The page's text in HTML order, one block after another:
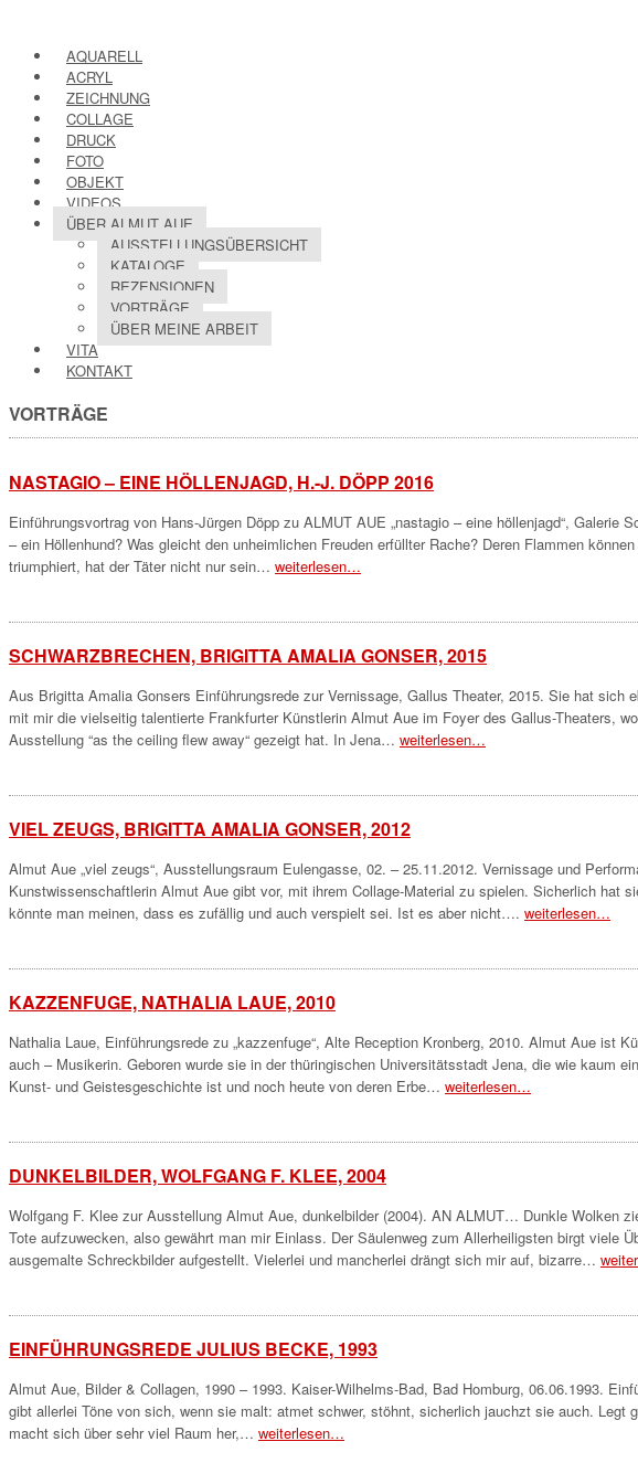
AQUARELL
ACRYL
ZEICHNUNG
COLLAGE
DRUCK
FOTO
OBJEKT
VIDEOS
ÜBER ALMUT AUE
AUSSTELLUNGSÜBERSICHT
KATALOGE
REZENSIONEN
VORTRÄGE
ÜBER MEINE ARBEIT
VITA
KONTAKT
VORTRÄGE
NASTAGIO – EINE HÖLLENJAGD, H.-J. DÖPP 2016
Einführungsvortrag von Hans-Jürgen Döpp zu ALMUT AUE „nastagio – eine höllenjagd“,
– ein Höllenhund? Was gleicht den unheimlichen Freuden erfüllter Rache? Deren Flammen
triumphiert, hat der Täter nicht nur sein… weiterlesen…
SCHWARZBRECHEN, BRIGITTA AMALIA GONSER, 2015
Aus Brigitta Amalia Gonsers Einführungsrede zur Vernissage, Gallus Theater, 2015. Sie hat
mit mir die vielseitig talentierte Frankfurter Künstlerin Almut Aue im Foyer des Gallus-Theaters,
Ausstellung “as the ceiling flew away“ gezeigt hat. In Jena… weiterlesen…
VIEL ZEUGS, BRIGITTA AMALIA GONSER, 2012
Almut Aue „viel zeugs“, Ausstellungsraum Eulengasse, 02. – 25.11.2012. Vernissage und
Kunstwissenschaftlerin Almut Aue gibt vor, mit ihrem Collage-Material zu spielen. Sicherlich hat
könnte man meinen, dass es zufällig und auch verspielt sei. Ist es aber nicht…. weiterlesen…
KAZZENFUGE, NATHALIA LAUE, 2010
Nathalia Laue, Einführungsrede zu „kazzenfuge“, Alte Reception Kronberg, 2010. Almut Aue ist
auch – Musikerin. Geboren wurde sie in der thüringischen Universitätsstadt Jena, die wie kaum
Kunst- und Geistesgeschichte ist und noch heute von deren Erbe… weiterlesen…
DUNKELBILDER, WOLFGANG F. KLEE, 2004
Wolfgang F. Klee zur Ausstellung Almut Aue, dunkelbilder (2004). AN ALMUT… Dunkle Wolken
Tote aufzuwecken, also gewährt man mir Einlass. Der Säulenweg zum Allerheiligsten birgt viele
ausgemalte Schreckbilder aufgestellt. Vielerlei und mancherlei drängt sich mir auf, bizarre…
EINFÜHRUNGSREDE JULIUS BECKE, 1993
Almut Aue, Bilder & Collagen, 1990 – 1993. Kaiser-Wilhelms-Bad, Bad Homburg, 06.06.1993.
gibt allerlei Töne von sich, wenn sie malt: atmet schwer, stöhnt, sicherlich jauchzt sie auch. Legt
macht sich über sehr viel Raum her,… weiterlesen…